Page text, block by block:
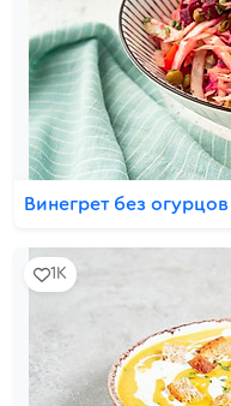
Винегрет без огурцов
1K